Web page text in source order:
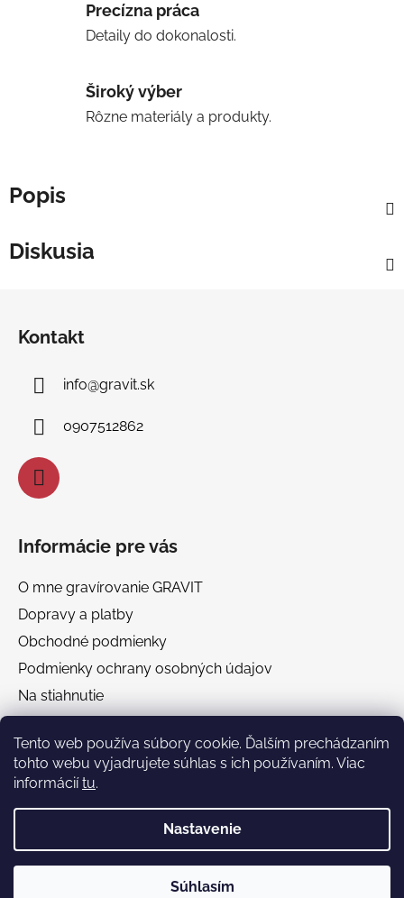
Tento web používa súbory cookie. Ďalším prechádzaním
tohto webu vyjadrujete súhlas s ich používaním. Viac
informáciítu.
Nastavenie
Súhlasím
Precízna práca
Detaily do dokonalosti.
Široký výber
Rôzne materiály a produkty.
Popis
Diskusia
Kontakt
info@gravit.sk
0907512862
Informácie pre vás
O mne gravírovanie GRAVIT
Dopravy a platby
Obchodné podmienky
Podmienky ochrany osobných údajov
Na stiahnutie
Facebook
Vytvoril Shoptet
🎁 Darčekový poradca